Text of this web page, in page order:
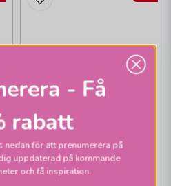
- Få
rabatt
för att prenumerera på
uppdaterad på kommande
och få inspiration.